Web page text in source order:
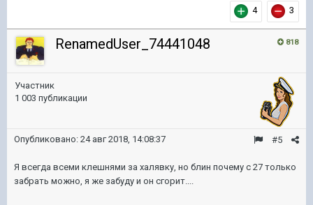
4 3
818
RenamedUser_74441048
Участник
1 003 публикации
#5
Опубликовано: 24 авг 2018, 14:08:37
Я всегда всеми клешнями за халявку, но блин почему с 27 только
забрать можно, я же забуду и он сгорит....